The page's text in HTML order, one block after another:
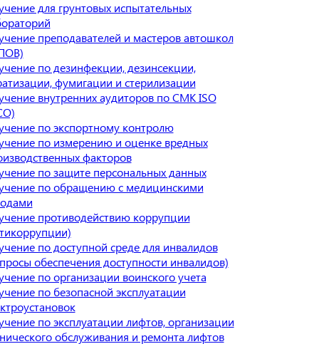
для грунтовых испытательных
преподавателей и мастеров автошкол
по дезинфекции, дезинсекции,
фумигации и стерилизации
внутренних аудиторов по СМК ISO
по экспортному контролю
по измерению и оценке вредных
факторов
по защите персональных данных
по обращению с медицинскими
противодействию коррупции
по доступной среде для инвалидов
обеспечения доступности инвалидов)
по организации воинского учета
по безопасной эксплуатации
по эксплуатации лифтов, организации
обслуживания и ремонта лифтов